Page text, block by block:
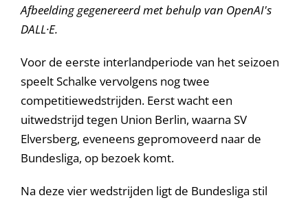
Afbeelding gegenereerd met behulp van OpenAI's
DALL·E.
Voor de eerste interlandperiode van het seizoen
speelt Schalke vervolgens nog twee
competitiewedstrijden. Eerst wacht een
uitwedstrijd tegen Union Berlin, waarna SV
Elversberg, eveneens gepromoveerd naar de
Bundesliga, op bezoek komt.
Na deze vier wedstrijden ligt de Bundesliga stil